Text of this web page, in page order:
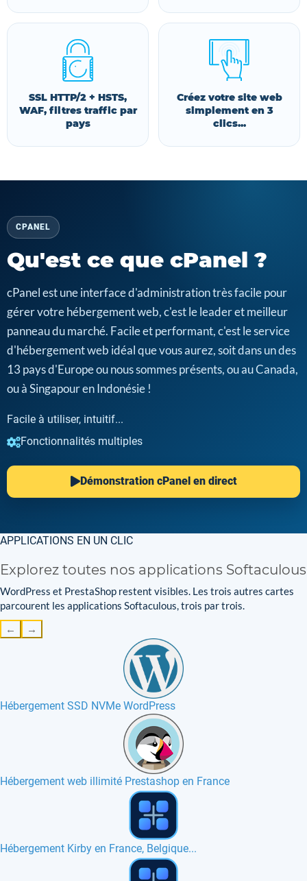
SSL HTTP/2 + HSTS,
WAF, filtres traffic par
pays
Créez votre site web
simplement en 3
clics...
CPANEL
Qu'est ce que cPanel ?
cPanel est une interface d'administration très facile pour
gérer votre hébergement web, c'est le leader et meilleur
panneau du marché. Facile et performant, c'est le service
d'hébergement web idéal que vous aurez, soit dans un des
13 pays d'Europe ou nous sommes présents, ou au Canada,
ou à Singapour en Indonésie !
Facile à utiliser, intuitif...
Fonctionnalités multiples
Démonstration cPanel en direct
APPLICATIONS EN UN CLIC
Explorez toutes nos applications Softaculous
WordPress et PrestaShop restent visibles. Les trois autres cartes
parcourent les applications Softaculous, trois par trois.
← →
Hébergement SSD NVMe WordPress
Hébergement web illimité Prestashop en France
Hébergement web SIDU en France, Canada